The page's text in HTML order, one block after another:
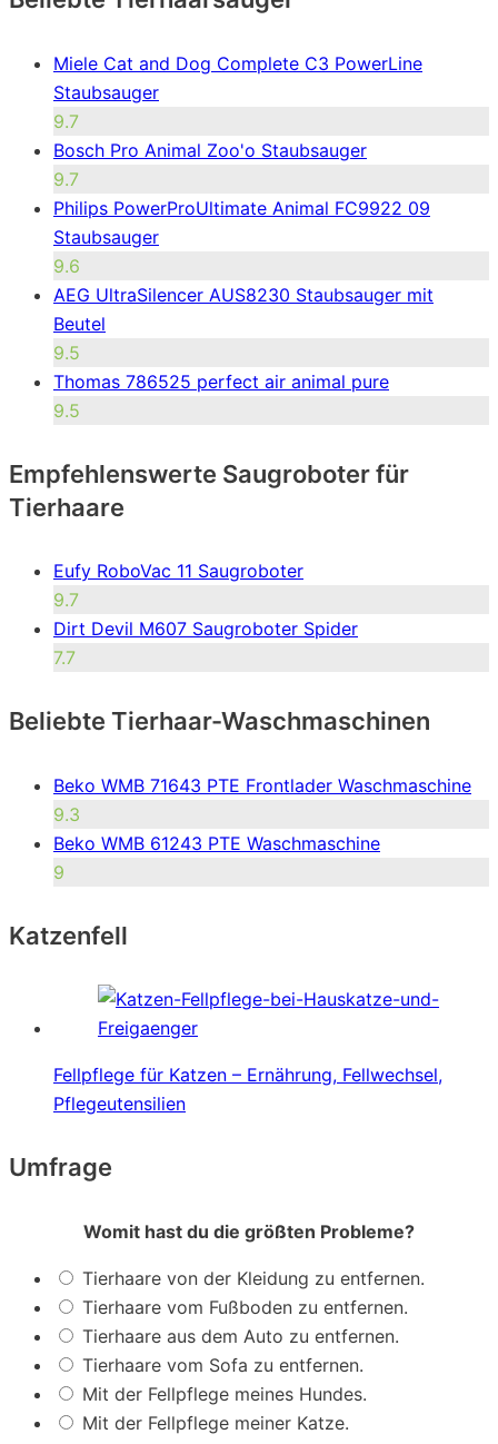
Miele Cat and Dog Complete C3 PowerLine
Staubsauger
9.7
Bosch Pro Animal Zoo'o Staubsauger
9.7
Philips PowerProUltimate Animal FC9922 09
Staubsauger
9.6
AEG UltraSilencer AUS8230 Staubsauger mit
Beutel
9.5
Thomas 786525 perfect air animal pure
9.5
Empfehlenswerte Saugroboter für
Tierhaare
Eufy RoboVac 11 Saugroboter
9.7
Dirt Devil M607 Saugroboter Spider
7.7
Beliebte Tierhaar-Waschmaschinen
Beko WMB 71643 PTE Frontlader Waschmaschine
9.3
Beko WMB 61243 PTE Waschmaschine
9
Katzenfell
Fellpflege für Katzen – Ernährung, Fellwechsel,
Pflegeutensilien
Umfrage
Womit hast du die größten Probleme?
Tierhaare von der Kleidung zu entfernen.
Tierhaare vom Fußboden zu entfernen.
Tierhaare aus dem Auto zu entfernen.
Tierhaare vom Sofa zu entfernen.
Mit der Fellpflege meines Hundes.
Mit der Fellpflege meiner Katze.